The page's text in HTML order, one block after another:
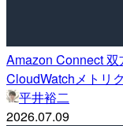
Amazon Connect
CloudWatchメトリ
平井裕二
2026.07.09